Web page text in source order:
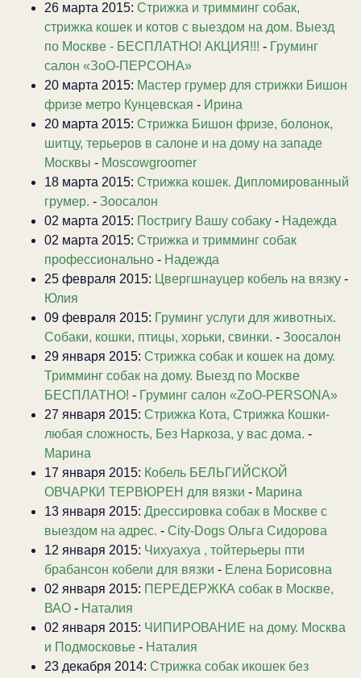
26 марта 2015: Стрижка и тримминг собак,
стрижка кошек и котов с выездом на дом. Выезд
по Москве - БЕСПЛАТНО! АКЦИЯ!!! - Груминг
салон «ЗоО-ПЕРСОНА»
20 марта 2015: Мастер грумер для стрижки Бишон
фризе метро Кунцевская - Ирина
20 марта 2015: Стрижка Бишон фризе, болонок,
шитцу, терьеров в салоне и на дому на западе
Москвы - Moscowgroomer
18 марта 2015: Стрижка кошек. Дипломированный
грумер. - Зоосалон
02 марта 2015: Постригу Вашу собаку - Надежда
02 марта 2015: Стрижка и тримминг собак
профессионально - Надежда
25 февраля 2015: Цвергшнауцер кобель на вязку -
Юлия
09 февраля 2015: Груминг услуги для животных.
Собаки, кошки, птицы, хорьки, свинки. - Зоосалон
29 января 2015: Стрижка собак и кошек на дому.
Тримминг собак на дому. Выезд по Москве
БЕСПЛАТНО! - Груминг салон «ZoO-PERSONA»
27 января 2015: Стрижка Кота, Стрижка Кошки-
любая сложность, Без Наркоза, у вас дома. -
Марина
17 января 2015: Кобель БЕЛЬГИЙСКОЙ
ОВЧАРКИ ТЕРВЮРЕН для вязки - Марина
13 января 2015: Дрессировка собак в Москве с
выездом на адрес. - City-Dogs Ольга Сидорова
12 января 2015: Чихуахуа , тойтерьеры пти
брабансон кобели для вязки - Елена Борисовна
02 января 2015: ПЕРЕДЕРЖКА собак в Москве,
ВАО - Наталия
02 января 2015: ЧИПИРОВАНИЕ на дому. Москва
и Подмосковье - Наталия
23 декабря 2014: Стрижка собак икошек без